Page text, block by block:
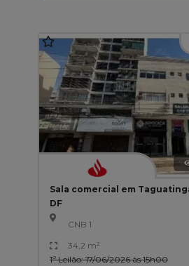
Sala comercial em
DF
CNB 1
34,2 m²
1º Leilão: 17/06/2026 às 15h00